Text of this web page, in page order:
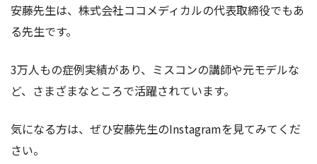
安藤先生は、株式会社ココメディカルの代表取締役でもあ
る先生です。
3万人もの症例実績があり、ミスコンの講師や元モデルな
ど、さまざまなところで活躍されています。
気になる方は、ぜひ安藤先生のInstagramを見てみてくだ
さい。